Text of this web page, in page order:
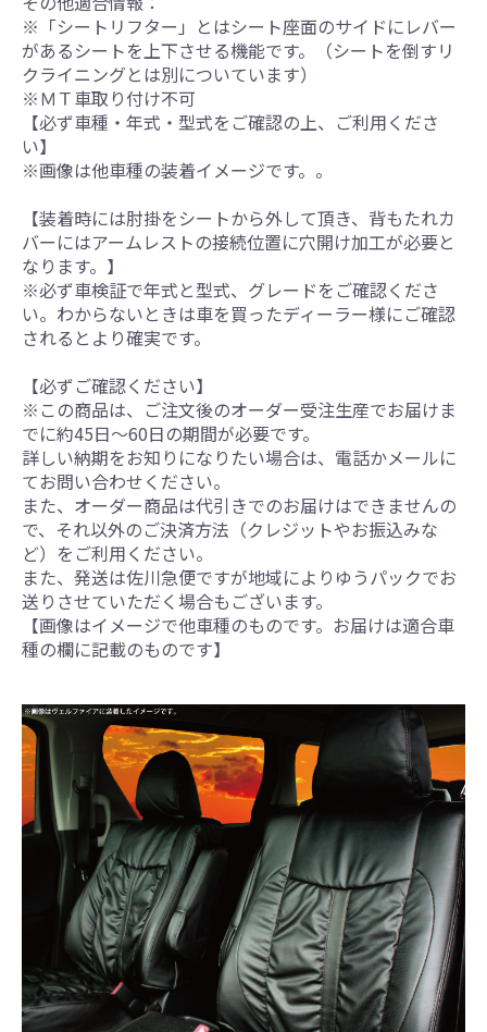
※「シートリフター」とはシート座面のサイドにレバー
があるシートを上下させる機能です。（シートを倒すリ
クライニングとは別についています）
※ＭＴ車取り付け不可
【必ず車種・年式・型式をご確認の上、ご利用くださ
い】
※画像は他車種の装着イメージです。。
【装着時には肘掛をシートから外して頂き、背もたれカ
バーにはアームレストの接続位置に穴開け加工が必要と
なります。】
※必ず車検証で年式と型式、グレードをご確認くださ
い。わからないときは車を買ったディーラー様にご確認
されるとより確実です。
【必ずご確認ください】
※この商品は、ご注文後のオーダー受注生産でお届けま
でに約45日～60日の期間が必要です。
詳しい納期をお知りになりたい場合は、電話かメールに
てお問い合わせください。
また、オーダー商品は代引きでのお届けはできませんの
で、それ以外のご決済方法（クレジットやお振込みな
ど）をご利用ください。
また、発送は佐川急便ですが地域によりゆうパックでお
送りさせていただく場合もございます。
【画像はイメージで他車種のものです。お届けは適合車
種の欄に記載のものです】